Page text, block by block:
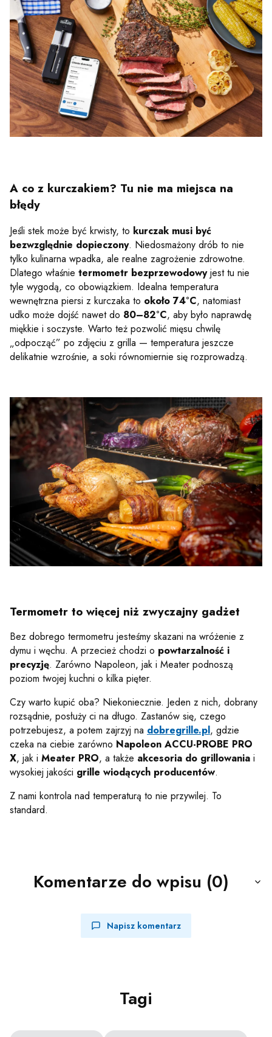
A co z kurczakiem? Tu nie ma miejsca na
błędy
Jeśli stek może być krwisty, to kurczak musi być
bezwzględnie dopieczony. Niedosmażony drób to nie
tylko kulinarna wpadka, ale realne zagrożenie zdrowotne.
Dlatego właśnie termometr bezprzewodowyjest tu nie
tyle wygodą, co obowiązkiem. Idealna temperatura
wewnętrzna piersi z kurczaka to około 74°C, natomiast
udko może dojść nawet do 80–82°C, aby było naprawdę
miękkie i soczyste. Warto też pozwolić mięsu chwilę
„odpocząć” po zdjęciu z grilla — temperatura jeszcze
delikatnie wzrośnie, a soki równomiernie się rozprowadzą.
Termometr to więcej niż zwyczajny gadżet
Bez dobrego termometru jesteśmy skazani na wróżenie z
dymu i węchu. A przecież chodzi o powtarzalność i
precyzję. Zarówno Napoleon, jak i Meater podnoszą
poziom twojej kuchni o kilka pięter.
Czy warto kupić oba? Niekoniecznie. Jeden z nich, dobrany
rozsądnie, posłuży ci na długo. Zastanów się, czego
potrzebujesz, a potem zajrzyj na dobregrille.pl, gdzie
czeka na ciebie zarówno Napoleon ACCU-PROBE PRO
X, jak i Meater PRO, a także akcesoria do grillowania i
wysokiej jakości grille wiodących producentów.
Z nami kontrola nad temperaturą to nie przywilej. To
standard.
Komentarze do wpisu (0)
Napisz komentarz
Tagi